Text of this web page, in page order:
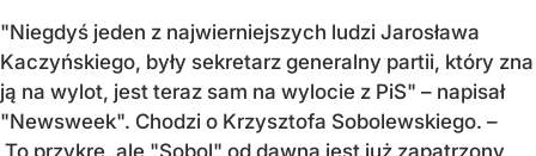
"Niegdyś jeden z najwierniejszych ludzi Jarosława
Kaczyńskiego, były sekretarz generalny partii, który zna
ją na wylot, jest teraz sam na wylocie z PiS" – napisał
"Newsweek". Chodzi o Krzysztofa Sobolewskiego. –